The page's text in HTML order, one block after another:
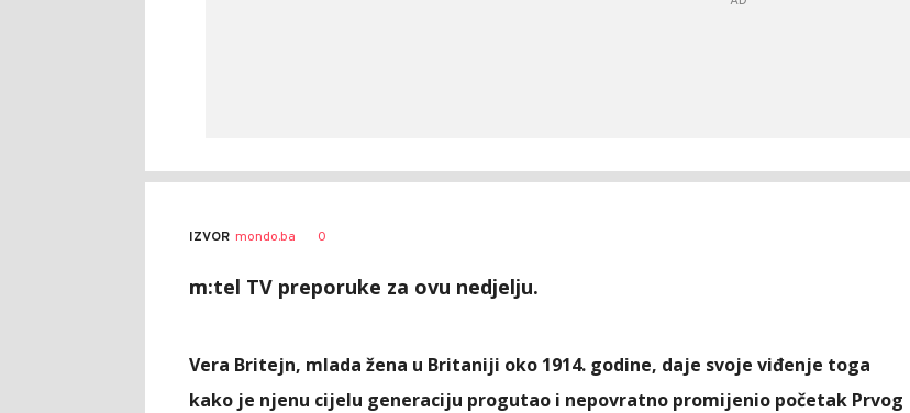
IZVOR mondo.ba 0
m:tel TV preporuke za ovu nedjelju.
Vera Britejn, mlada žena u Britaniji oko 1914. godine, daje svoje viđenje toga
kako je njenu cijelu generaciju progutao i nepovratno promijenio početak Prvog